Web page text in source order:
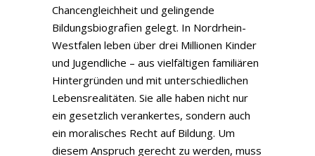
Chancengleichheit und gelingende
Bildungsbiografien gelegt. In Nordrhein-
Westfalen leben über drei Millionen Kinder
und Jugendliche – aus vielfältigen familiären
Hintergründen und mit unterschiedlichen
Lebensrealitäten. Sie alle haben nicht nur
ein gesetzlich verankertes, sondern auch
ein moralisches Recht auf Bildung. Um
diesem Anspruch gerecht zu werden, muss